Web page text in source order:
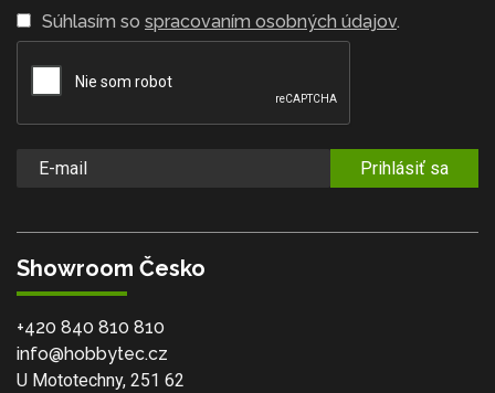
Súhlasím so spracovaním osobných údajov.
Prihlásiť sa
Showroom Česko
+420 840 810 810
info@hobbytec.cz
U Mototechny, 251 62